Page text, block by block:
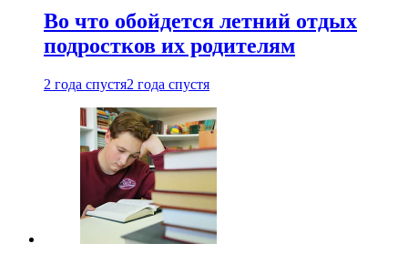
Во что обойдется летний отдых
подростков их родителям
2 года спустя2 года спустя